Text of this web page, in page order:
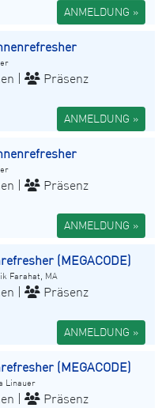
ANMELDUNG »
|
Präsenz
ANMELDUNG »
|
Präsenz
ANMELDUNG »
(MEGACODE)
Farahat, MA
|
Präsenz
ANMELDUNG »
(MEGACODE)
Linauer
|
Präsenz